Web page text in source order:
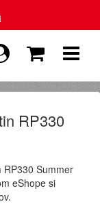
RP330
RP330 Summer
eShope si